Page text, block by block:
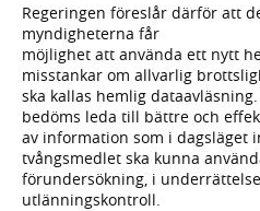
Regeringen föreslår därför att
myndigheterna får
möjlighet att använda ett nytt
misstankar om allvarlig
ska kallas hemlig
bedöms leda till bättre och
av information som i dagsläget
tvångsmedlet ska kunna
förundersökning, i
utlänningskontroll.